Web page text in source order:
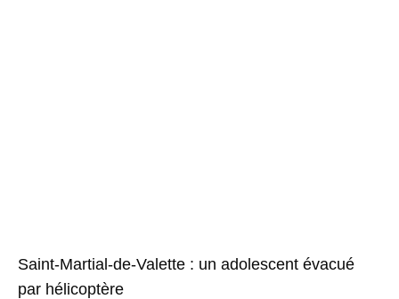
Saint-Martial-de-Valette : un adolescent évacué
par hélicoptère